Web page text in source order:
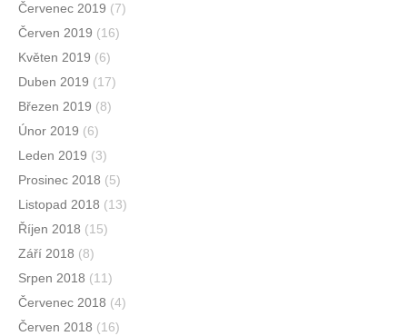
Červenec 2019 (7)
Červen 2019 (16)
Květen 2019 (6)
Duben 2019 (17)
Březen 2019 (8)
Únor 2019 (6)
Leden 2019 (3)
Prosinec 2018 (5)
Listopad 2018 (13)
Říjen 2018 (15)
Září 2018 (8)
Srpen 2018 (11)
Červenec 2018 (4)
Červen 2018 (16)